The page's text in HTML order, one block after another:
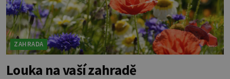
ZAHRADA
Louka na vaší zahradě